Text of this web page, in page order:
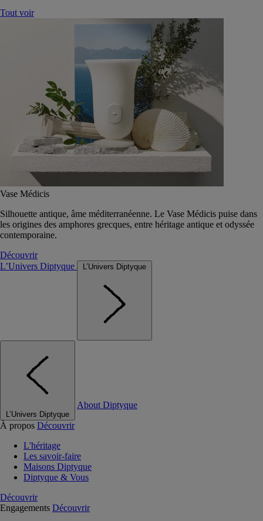
Tout voir
Vase Médicis
Silhouette antique, âme méditerranéenne. Le Vase Médicis puise dans
les origines des amphores grecques, entre héritage antique et odyssée
contemporaine.
Découvrir
L’Univers Diptyque
L’Univers Diptyque
L’Univers Diptyque
About Diptyque
À propos Découvrir
L'héritage
Les savoir-faire
Maisons Diptyque
Diptyque & Vous
Découvrir
Engagements Découvrir